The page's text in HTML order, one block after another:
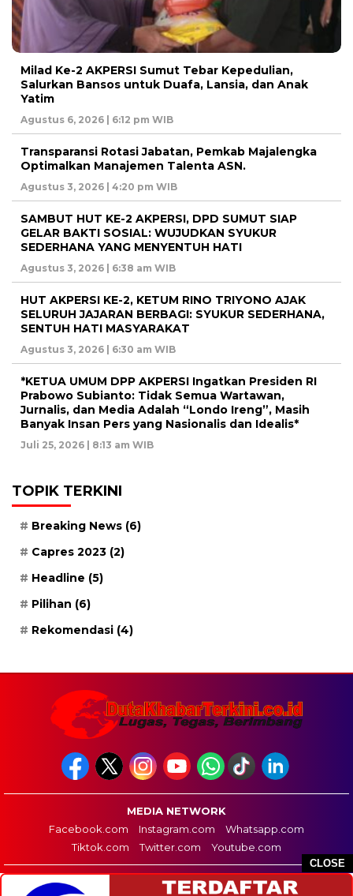
CLOSE
Milad Ke-2 AKPERSI Sumut Tebar Kepedulian,
Salurkan Bansos untuk Duafa, Lansia, dan Anak
Yatim
Agustus 6, 2026 | 6:12 pm WIB
Transparansi Rotasi Jabatan, Pemkab Majalengka
Optimalkan Manajemen Talenta ASN.
Agustus 3, 2026 | 4:20 pm WIB
SAMBUT HUT KE-2 AKPERSI, DPD SUMUT SIAP
GELAR BAKTI SOSIAL: WUJUDKAN SYUKUR
SEDERHANA YANG MENYENTUH HATI
Agustus 3, 2026 | 6:38 am WIB
HUT AKPERSI KE-2, KETUM RINO TRIYONO AJAK
SELURUH JAJARAN BERBAGI: SYUKUR SEDERHANA,
SENTUH HATI MASYARAKAT
Agustus 3, 2026 | 6:30 am WIB
*KETUA UMUM DPP AKPERSI Ingatkan Presiden RI
Prabowo Subianto: Tidak Semua Wartawan,
Jurnalis, dan Media Adalah “Londo Ireng”, Masih
Banyak Insan Pers yang Nasionalis dan Idealis*
Juli 25, 2026 | 8:13 am WIB
TOPIK TERKINI
Breaking News (6)
Capres 2023 (2)
Headline (5)
Pilihan (6)
Rekomendasi (4)
MEDIA NETWORK
Facebook.com
Instagram.com
Whatsapp.com
Tiktok.com
Twitter.com Youtube.com
HOME PEDOMAN MEDIA SIBER